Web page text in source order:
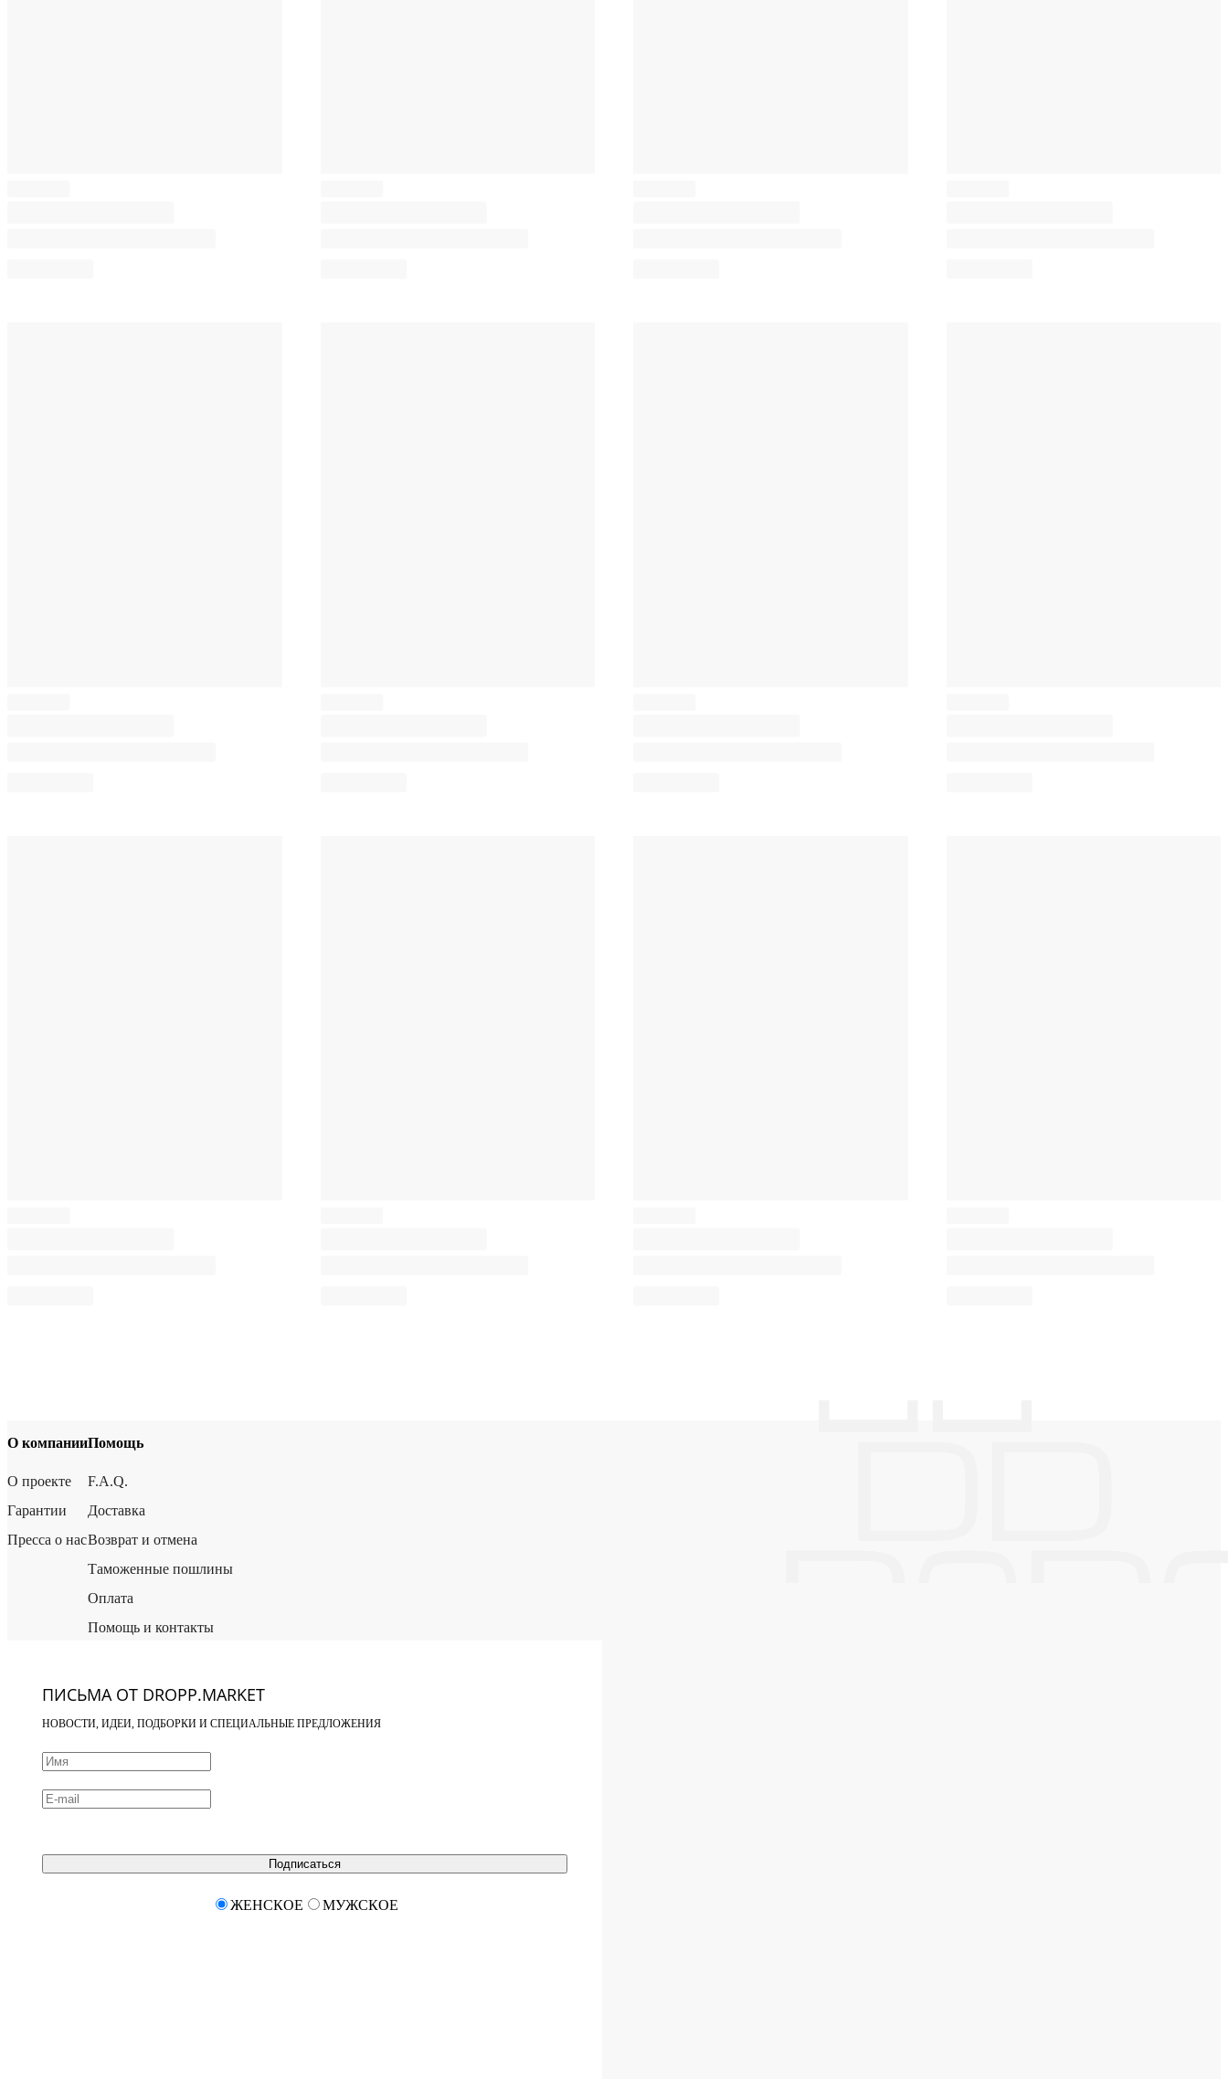
О компании
О проекте
Гарантии
Пресса о нас
Помощь
F.A.Q.
Доставка
Возврат и отмена
Таможенные пошлины
Оплата
Помощь и контакты
ПИСЬМА ОТ DROPP.MARKET
НОВОСТИ, ИДЕИ, ПОДБОРКИ И СПЕЦИАЛЬНЫЕ ПРЕДЛОЖЕНИЯ
Подписаться
ЖЕНСКОЕ МУЖСКОЕ